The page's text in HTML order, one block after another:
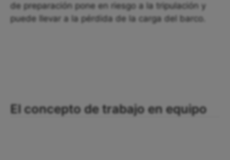
de preparación pone en riesgo a la tripulación y
puede llevar a la pérdida de la carga del barco.
El concepto de trabajo en equipo